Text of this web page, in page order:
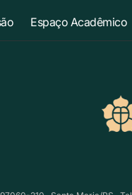
Espaço Acadêmico